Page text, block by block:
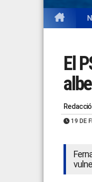
El
Redacció
19 DE